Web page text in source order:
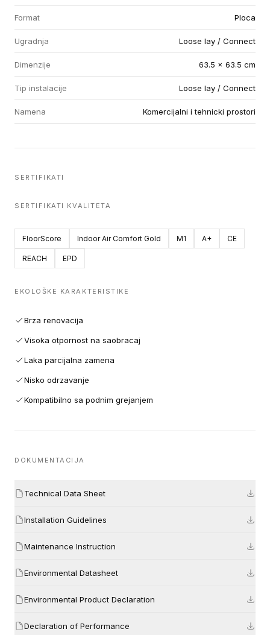
Format Ploca
Ugradnja Loose lay / Connect
Dimenzije 63.5 x 63.5 cm
Tip instalacije Loose lay / Connect
Namena Komercijalni i tehnicki prostori
SERTIFIKATI
SERTIFIKATI KVALITETA
FloorScore Indoor Air Comfort Gold M1 A+ CE
REACH EPD
EKOLOŠKE KARAKTERISTIKE
Brza renovacija
Visoka otpornost na saobracaj
Laka parcijalna zamena
Nisko odrzavanje
Kompatibilno sa podnim grejanjem
DOKUMENTACIJA
Technical Data Sheet
Installation Guidelines
Maintenance Instruction
Environmental Datasheet
Environmental Product Declaration
Declaration of Performance